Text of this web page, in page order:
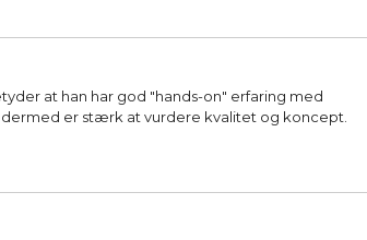
at han har god "hands-on" erfaring med
er stærk at vurdere kvalitet og koncept.